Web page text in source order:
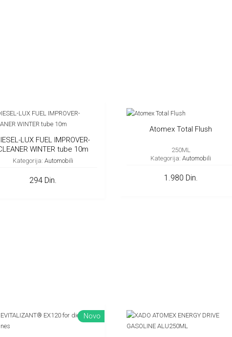
LUX FUEL IMPROVER-
WINTER tube 10m
Kategorija: Automobili
294 Din.
Atomex Total Flush
250ML
Kategorija:Automobili
1.980 Din.
Novo